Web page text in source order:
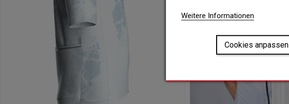
Weitere Informationen
Cookies anpassen